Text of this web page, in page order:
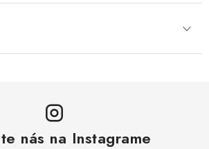
nás na Instagrame